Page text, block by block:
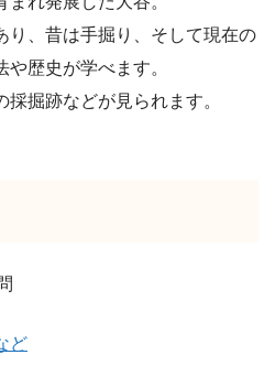
り、昔は手掘り、そして現在の
歴史が学べます。
掘跡などが見られます。
ど